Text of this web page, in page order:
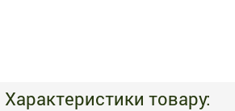
Характеристики товару: